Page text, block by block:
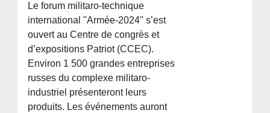
Le forum militaro-technique
international "Armée-2024" s’est
ouvert au Centre de congrès et
d’expositions Patriot (CCEC).
Environ 1 500 grandes entreprises
russes du complexe militaro-
industriel présenteront leurs
produits. Les événements auront